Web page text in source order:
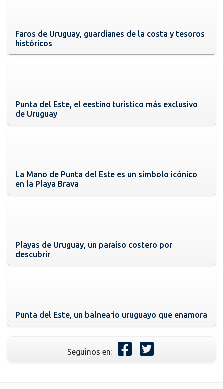
Faros de Uruguay, guardianes de la costa y tesoros
históricos
Punta del Este, el eestino turístico más exclusivo
de Uruguay
La Mano de Punta del Este es un símbolo icónico
en la Playa Brava
Playas de Uruguay, un paraíso costero por
descubrir
Punta del Este, un balneario uruguayo que enamora
Seguinos en: